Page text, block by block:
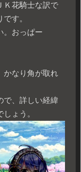
Ｋ花騎士な訳で
す。
。おっぱー
かなり角が取れ
で、詳しい経緯
ょう。